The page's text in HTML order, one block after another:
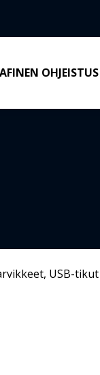
OHJEISTUS
, USB-tikut